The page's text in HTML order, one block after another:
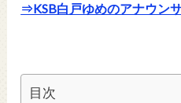
⇒KSB白戸ゆめのアナウン
目次